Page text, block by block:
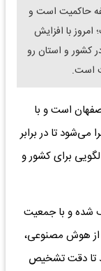
حاکمیت است و
امروز با افزایش
کشور و استان رو
است.
است و با
تا در برابر
برای کشور و
شده و با جمعیت
از هوش مصنوعی،
تا دقت تشخیص